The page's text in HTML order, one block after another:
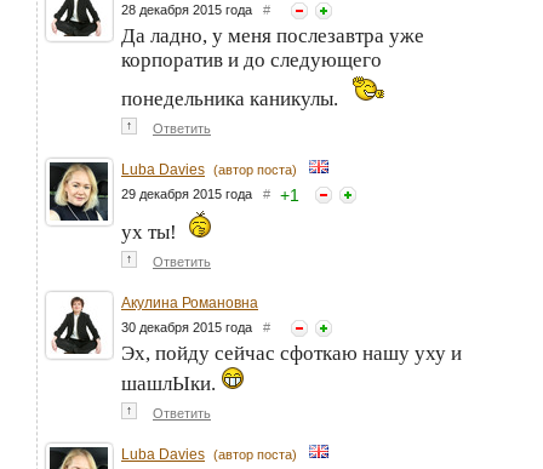
28 декабря 2015 года #
Да ладно, у меня послезавтра уже
корпоратив и до следующего
понедельника каникулы.
↑ Ответить
Luba Davies (автор поста)
29 декабря 2015 года # +1
ух ты!
↑ Ответить
Акулина Романовна
30 декабря 2015 года #
Эх, пойду сейчас сфоткаю нашу уху и
шашлЫки.
↑ Ответить
Luba Davies (автор поста)